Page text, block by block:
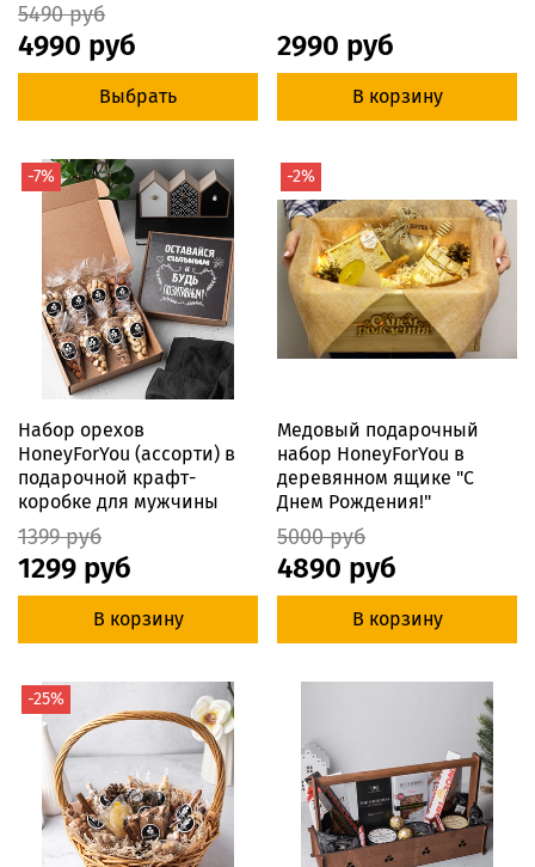
5490 руб
4990 руб
Выбрать
2990 руб
В корзину
-7%
Набор орехов
HoneyForYou (ассорти) в
подарочной крафт-
коробке для мужчины
1399 руб
1299 руб
В корзину
-2%
Медовый подарочный
набор HoneyForYou в
деревянном ящике "С
Днем Рождения!"
5000 руб
4890 руб
В корзину
-25%